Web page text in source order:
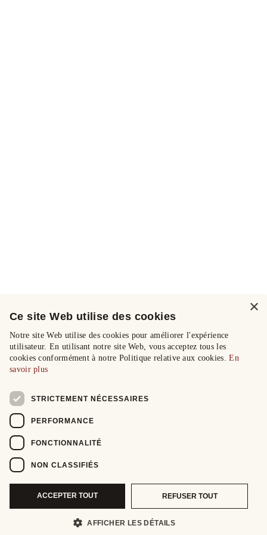
×
Ce site Web utilise des cookies
Notre site Web utilise des cookies pour améliorer l'expérience
utilisateur. En utilisant notre site Web, vous acceptez tous les
cookies conformément à notre Politique relative aux cookies.En
savoir plus
STRICTEMENT NÉCESSAIRES
PERFORMANCE
FONCTIONNALITÉ
NON CLASSIFIÉS
ACCEPTER TOUT REFUSER TOUT
AFFICHER LES DÉTAILS